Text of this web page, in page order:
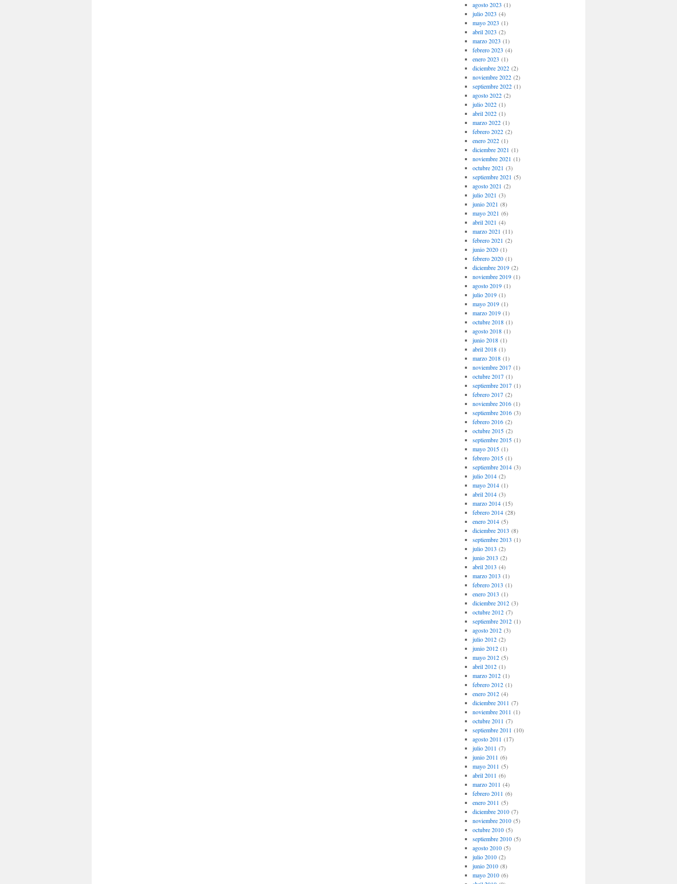
agosto 2023 (1)
julio 2023 (4)
mayo 2023 (1)
abril 2023 (2)
marzo 2023 (1)
febrero 2023 (4)
enero 2023 (1)
diciembre 2022(2)
noviembre 2022(2)
septiembre 2022(1)
agosto 2022(2)
julio 2022(1)
abril 2022(1)
marzo 2022(1)
febrero 2022(2)
enero 2022(1)
diciembre 2021 (1)
noviembre 2021 (1)
octubre 2021 (3)
septiembre 2021 (5)
agosto 2021 (2)
julio 2021 (3)
junio 2021 (8)
mayo 2021 (6)
abril 2021 (4)
marzo 2021 (11)
febrero 2021 (2)
junio 2020(1)
febrero 2020(1)
diciembre 2019(2)
noviembre 2019(1)
agosto 2019(1)
julio 2019(1)
mayo 2019(1)
marzo 2019(1)
octubre 2018(1)
agosto 2018(1)
junio 2018(1)
abril 2018(1)
marzo 2018(1)
noviembre 2017(1)
octubre 2017(1)
septiembre 2017(1)
febrero 2017(2)
noviembre 2016(1)
septiembre 2016(3)
febrero 2016(2)
octubre 2015(2)
septiembre 2015(1)
mayo 2015(1)
febrero 2015(1)
septiembre 2014(3)
julio 2014(2)
mayo 2014(1)
abril 2014(3)
marzo 2014(15)
febrero 2014(28)
enero 2014(5)
diciembre 2013 (8)
septiembre 2013 (1)
julio 2013 (2)
junio 2013 (2)
abril 2013 (4)
marzo 2013 (1)
febrero 2013 (1)
enero 2013 (1)
diciembre 2012(3)
octubre 2012(7)
septiembre 2012(1)
agosto 2012(3)
julio 2012(2)
junio 2012(1)
mayo 2012(5)
abril 2012(1)
marzo 2012(1)
febrero 2012(1)
enero 2012(4)
diciembre 2011 (7)
noviembre 2011 (1)
octubre 2011 (7)
septiembre 2011 (10)
agosto 2011 (17)
julio 2011 (7)
junio 2011 (6)
mayo 2011 (5)
abril 2011 (6)
marzo 2011 (4)
febrero 2011 (6)
enero 2011 (5)
diciembre 2010(7)
noviembre 2010(5)
octubre 2010(5)
septiembre 2010(5)
agosto 2010(5)
julio 2010(2)
junio 2010(8)
mayo 2010(6)